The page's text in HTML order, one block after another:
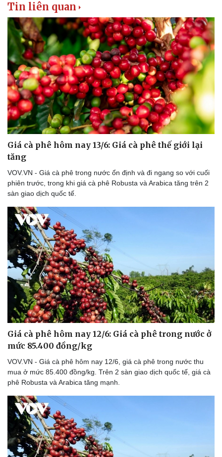
Thể thao
Bóng đá
Lịch thi đấu bóng đá
Thế giới thể thao
eSports
Hậu trường
Ô tô
Xe máy
Tư vấn
Tin liên quan
Giá cà phê hôm nay 13/6: Giá cà phê thế giới lại
tăng
VOV.VN - Giá cà phê trong nước ổn định và đi ngang so với cuối
phiên trước, trong khi giá cà phê Robusta và Arabica tăng trên 2
sàn giao dịch quốc tế.
Giá cà phê hôm nay 12/6: Giá cà phê trong nước ở
mức 85.400 đồng/kg
VOV.VN - Giá cà phê hôm nay 12/6, giá cà phê trong nước thu
mua ở mức 85.400 đồng/kg. Trên 2 sàn giao dịch quốc tế, giá cà
phê Robusta và Arabica tăng mạnh.